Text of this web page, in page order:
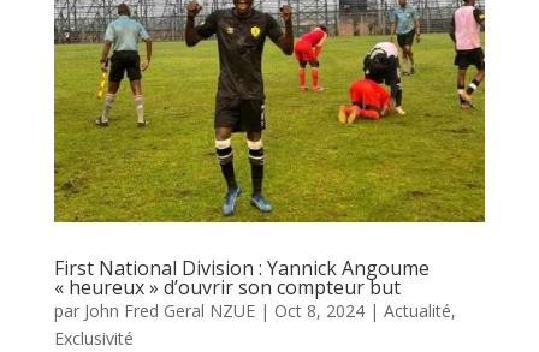
First National Division : Yannick Angoume
« heureux » d’ouvrir son compteur but
par John Fred Geral NZUE| Oct 8, 2024| Actualité,
Exclusivité